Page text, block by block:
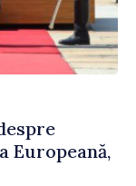
Europeană,